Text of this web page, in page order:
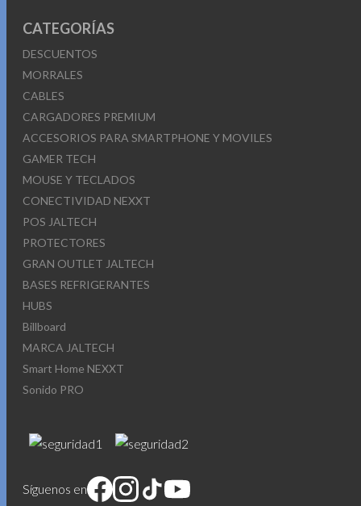
CATEGORÍAS
DESCUENTOS
MORRALES
CABLES
CARGADORES PREMIUM
ACCESORIOS PARA SMARTPHONE Y MOVILES
GAMER TECH
MOUSE Y TECLADOS
CONECTIVIDAD NEXXT
POS JALTECH
PROTECTORES
GRAN OUTLET JALTECH
BASES REFRIGERANTES
HUBS
Billboard
MARCA JALTECH
Smart Home NEXXT
Sonido PRO
Síguenos en